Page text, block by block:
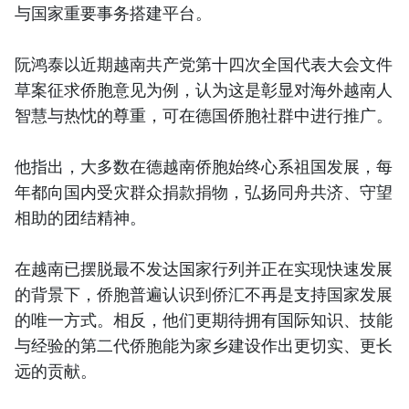
与国家重要事务搭建平台。
阮鸿泰以近期越南共产党第十四次全国代表大会文件
草案征求侨胞意见为例，认为这是彰显对海外越南人
智慧与热忱的尊重，可在德国侨胞社群中进行推广。
他指出，大多数在德越南侨胞始终心系祖国发展，每
年都向国内受灾群众捐款捐物，弘扬同舟共济、守望
相助的团结精神。
在越南已摆脱最不发达国家行列并正在实现快速发展
的背景下，侨胞普遍认识到侨汇不再是支持国家发展
的唯一方式。相反，他们更期待拥有国际知识、技能
与经验的第二代侨胞能为家乡建设作出更切实、更长
远的贡献。